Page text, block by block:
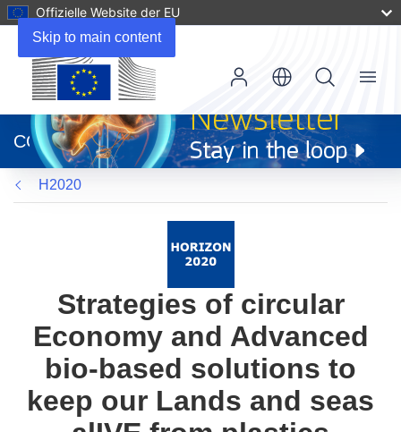
Skip to main content
Offizielle Website der EU
neuem
Fenster)
CORDIS
Menu
H2020
Strategies of circular
Economy and Advanced
bio-based solutions to
keep our Lands and seas